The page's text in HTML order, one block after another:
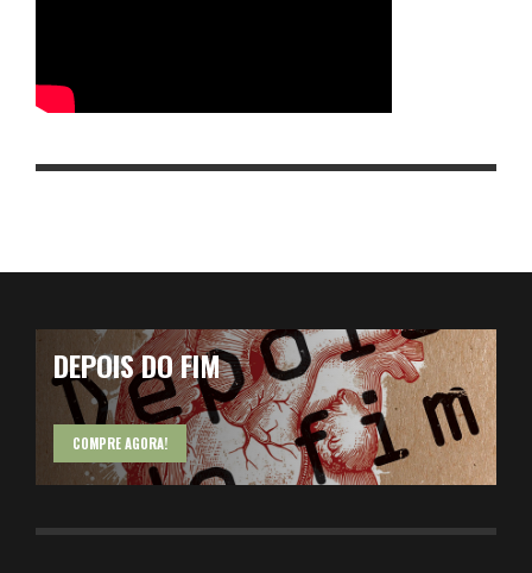
DEPOIS DO FIM
COMPRE AGORA!